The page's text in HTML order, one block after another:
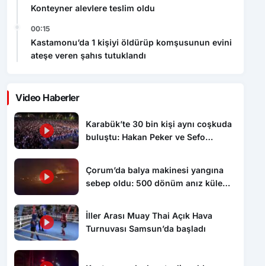
Konteyner alevlere teslim oldu
00:15
Kastamonu’da 1 kişiyi öldürüp komşusunun evini
ateşe veren şahıs tutuklandı
Video Haberler
Karabük’te 30 bin kişi aynı coşkuda
buluştu: Hakan Peker ve Sefo
Çorum’da balya makinesi yangına
sebep oldu: 500 dönüm anız küle
İller Arası Muay Thai Açık Hava
Turnuvası Samsun’da başladı